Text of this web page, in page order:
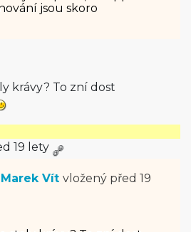
jsou skoro
krávy? To zní dost
19 lety
Marek Vít vložený před 19